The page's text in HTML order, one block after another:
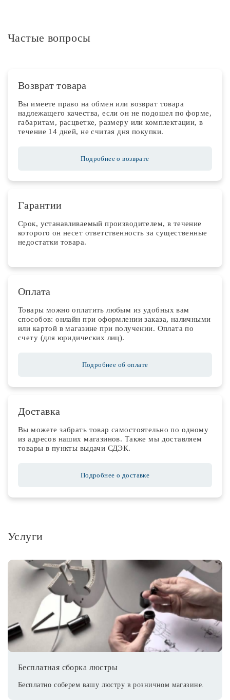
Частые вопросы
Возврат товара
Вы имеете право на обмен или возврат товара
надлежащего качества, если он не подошел по форме,
габаритам, расцветке, размеру или комплектации, в
течение 14 дней, не считая дня покупки.
Подробнее о возврате
Гарантии
Срок, устанавливаемый производителем, в течение
которого он несет ответственность за существенные
недостатки товара.
Оплата
Товары можно оплатить любым из удобных вам
способов: онлайн при оформлении заказа, наличными
или картой в магазине при получении. Оплата по
счету (для юридических лиц).
Подробнее об оплате
Доставка
Вы можете забрать товар самостоятельно по одному
из адресов наших магазинов. Также мы доставляем
товары в пункты выдачи СДЭК.
Подробнее о доставке
Услуги
Бесплатная сборка люстры
Бесплатно соберем вашу люстру в розничном магазине.